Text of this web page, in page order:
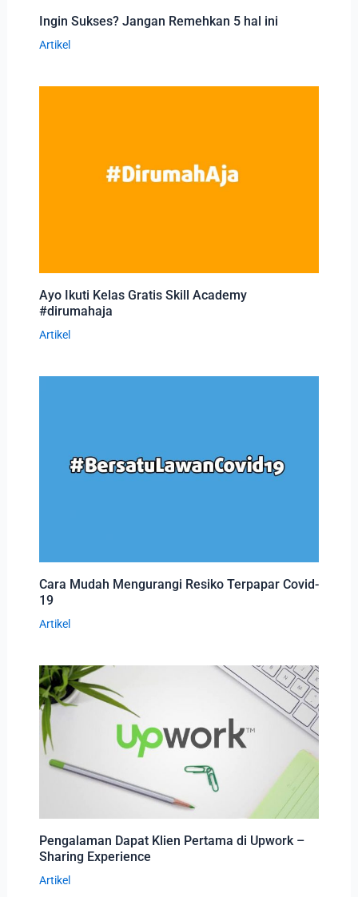
Ingin Sukses? Jangan Remehkan 5 hal ini
Artikel
Ayo Ikuti Kelas Gratis Skill Academy
#dirumahaja
Artikel
Cara Mudah Mengurangi Resiko Terpapar Covid-
19
Artikel
Pengalaman Dapat Klien Pertama di Upwork –
Sharing Experience
Artikel